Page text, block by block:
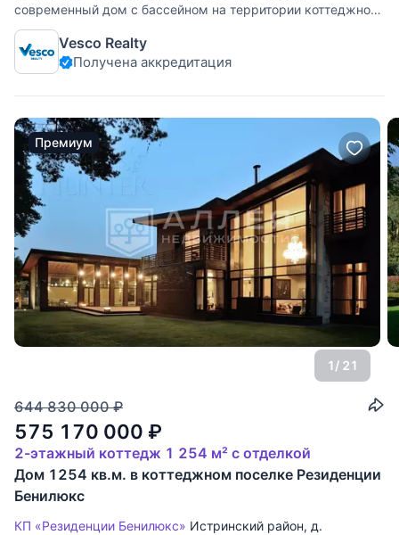
современный дом с бассейном на территории коттеджного
поселка "Никольская слобода". В оригинальном проекте
спланировали просторную гостиную, кухню, столовую, 5
спален и бассейн. В доме установлено газовое
Vesco Realty
Получена аккредитация
Премиум
1/ 21
644 830 000 ₽
575 170 000 ₽
2-этажный коттедж 1 254 м² с отделкой
Дом 1254 кв.м. в коттеджном поселке Резиденции
Бенилюкс
КП «Резиденции Бенилюкс» Истринский район, д.